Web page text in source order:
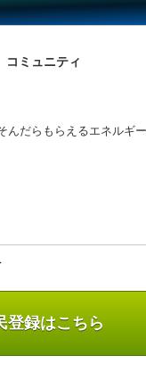
コミュニティ
だらもらえるエネルギー
登録はこちら